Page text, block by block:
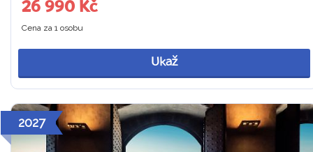
26 990 Kč
Cena za 1 osobu
Ukaž
2027